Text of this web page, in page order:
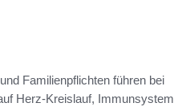
Familienpflichten führen bei
Herz-Kreislauf, Immunsystem